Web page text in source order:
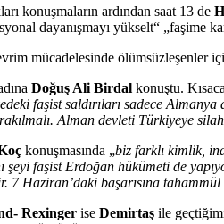
konuşmaların ardından saat 13 de
dayanışmayı yükselt“ „faşime
mücadelesinde ölümsüzleşenler
Doğuş Ali Birdal konuştu.
faşist saldırıları sadece
Alman devleti Türkiyeye
konuşmasında „biz farklı kimlik,
şeyi faşist Erdoğan hükümeti de
7 Haziran’daki başarısına
Rexinger ise Demirtaş ile